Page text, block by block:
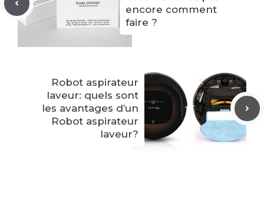
encore comment
faire ?
Robot aspirateur
laveur: quels sont
les avantages d’un
Robot aspirateur
laveur?